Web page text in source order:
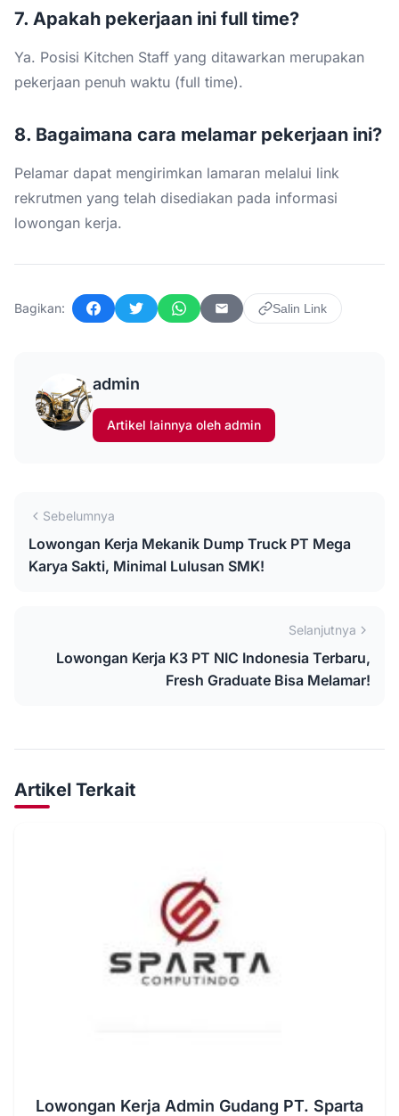
7. Apakah pekerjaan ini full time?
Ya. Posisi Kitchen Staff yang ditawarkan merupakan
pekerjaan penuh waktu (full time).
8. Bagaimana cara melamar pekerjaan ini?
Pelamar dapat mengirimkan lamaran melalui link
rekrutmen yang telah disediakan pada informasi
lowongan kerja.
Bagikan:
FacebookTwitter WhatsAppEmail
Salin Link
admin
Artikel lainnya oleh admin
Sebelumnya
Lowongan Kerja Mekanik Dump Truck PT Mega
Karya Sakti, Minimal Lulusan SMK!
Selanjutnya
Lowongan Kerja K3 PT NIC Indonesia Terbaru,
Fresh Graduate Bisa Melamar!
Artikel Terkait
Lowongan Kerja Admin Gudang PT. Sparta